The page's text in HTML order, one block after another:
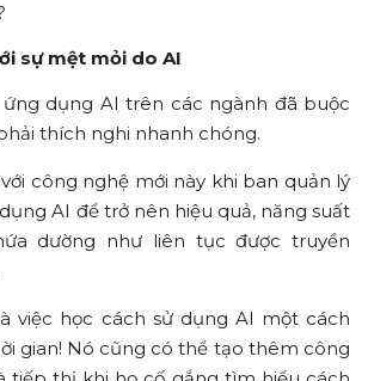
sự mệt mỏi do AI
dụng AI trên các ngành đã buộc
thích nghi nhanh chóng.
công nghệ mới này khi ban quản lý
AI để trở nên hiệu quả, năng suất
dường như liên tục được truyền
việc học cách sử dụng AI một cách
gian! Nó cũng có thể tạo thêm công